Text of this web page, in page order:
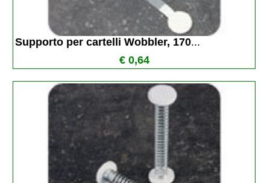
Supporto per cartelli Wobbler, 170...
€ 0,64